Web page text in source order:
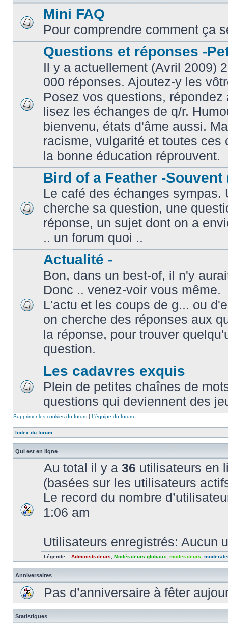
Mini FAQ
Pour comprendre comment ça
Questions et réponses -
Il y a actuellement (Avril 2009)
000 réponses. Ajoutez-y les
Posez vos questions,
lisez les échanges de q/r.
bienvenu, états d'âme aussi.
racisme, vulgarité et toutes ces
la bonne éducation réprouvent.
Bird of a Feather -Souvent
Le café des échanges sympas.
cherche sa question, une
réponse, un sujet dont on a
.. un forum quoi ..
Actualité -
Bon, dans un best-of, il n'y
Donc .. venez-voir vous même.
L'actu et les coups de g... ou
on cherche des réponses aux
la réponse, pour trouver
question.
Les cadavres exquis
Plein de petites chaînes de
questions qui deviennent des
Supprimer les cookies du forum | L’équipe du forum
Index du forum
Qui est en ligne
Au total il y a 36 utilisateurs en
(basées sur les utilisateurs
Le record du nombre
1:06 am
Utilisateurs enregistrés: Aucun
Légende :: Administrateurs Modérateurs globaux moderateurs
Anniversaires
Pas d’anniversaire à fêter
Statistiques